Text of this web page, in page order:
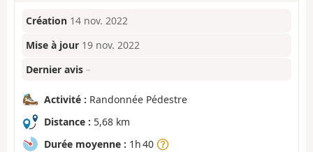
Création 14 nov. 2022
Mise à jour 19 nov. 2022
Dernier avis –
Activité : Randonnée Pédestre
Distance : 5,68 km
Durée moyenne : 1h 40